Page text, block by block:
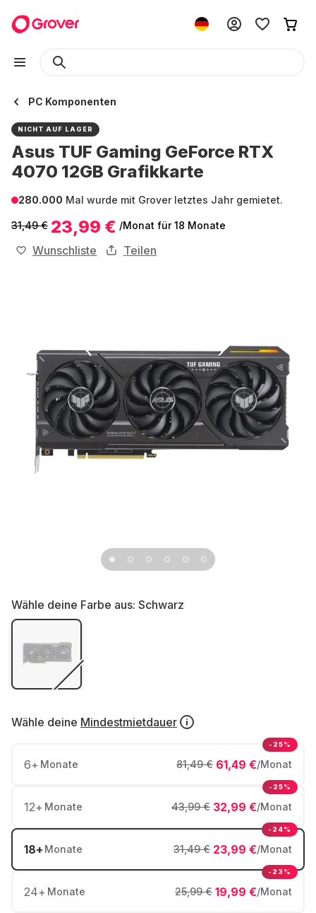
PC Komponenten
NICHT AUF LAGER
Asus TUF Gaming GeForce RTX
4070 12GB Grafikkarte
280.000 Mal wurde mit Grover letztes Jahr gemietet.
31,49 € 23,99 € /Monat für 18 Monate
Wunschliste Teilen
Wähle deine Farbe aus: Schwarz
Wähle deine Mindestmietdauer
6+ Monate 61,49 €/Monat
81,49 €
-25%
12+ Monate 32,99 €/Monat
43,99 €
-25%
18+ Monate 23,99 €/Monat
31,49 €
-24%
24+ Monate 19,99 €/Monat
25,99 €
-23%